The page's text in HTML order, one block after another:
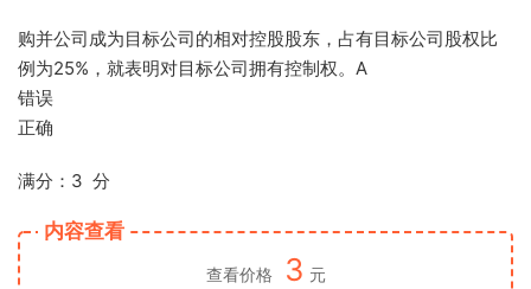
购并公司成为目标公司的相对控股股东，占有目标公司股权比
例为25%，就表明对目标公司拥有控制权。A
错误
正确
满分：3 分
内容查看
查看价格 3 元